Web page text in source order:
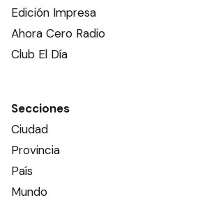
Edición Impresa
Ahora Cero Radio
Club El Día
Secciones
Ciudad
Provincia
País
Mundo